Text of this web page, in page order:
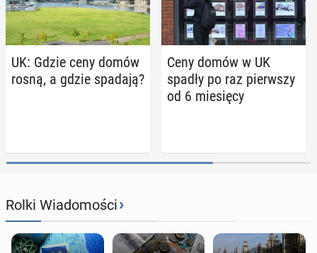
UK: Gdzie ceny domów
rosną, a gdzie spadają?
Ceny domów w UK
spadły po raz pierw­szy
od 6 mie­się­cy
Rolki Wiadomości›